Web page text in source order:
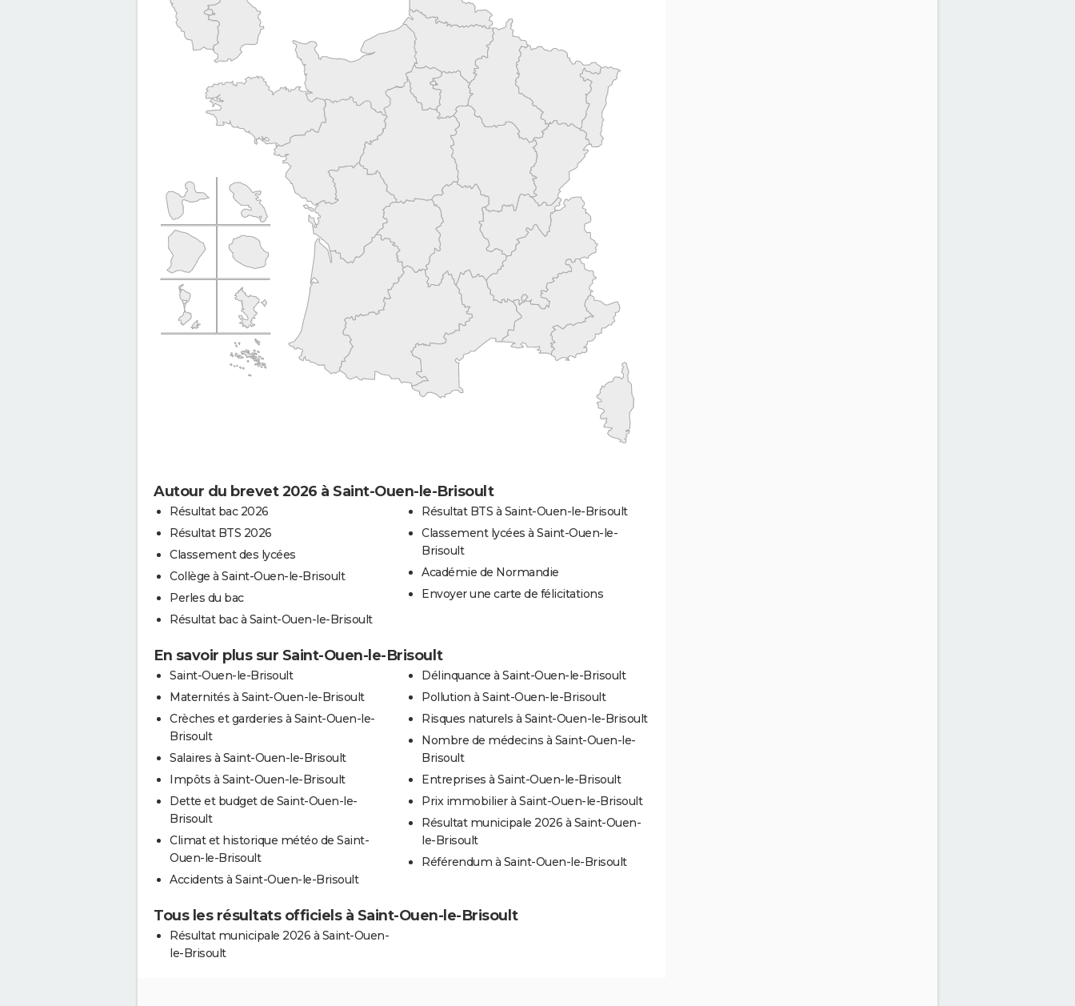
Autour du brevet 2026 à Saint-Ouen-le-Brisoult
Résultat bac 2026
Résultat BTS 2026
Classement des lycées
Collège à Saint-Ouen-le-Brisoult
Perles du bac
Résultat bac à Saint-Ouen-le-Brisoult
Résultat BTS à Saint-Ouen-le-Brisoult
Classement lycées à Saint-Ouen-le-
Brisoult
Académie de Normandie
Envoyer une carte de félicitations
En savoir plus sur Saint-Ouen-le-Brisoult
Saint-Ouen-le-Brisoult
Maternités à Saint-Ouen-le-Brisoult
Crèches et garderies à Saint-Ouen-le-
Brisoult
Salaires à Saint-Ouen-le-Brisoult
Impôts à Saint-Ouen-le-Brisoult
Dette et budget de Saint-Ouen-le-
Brisoult
Climat et historique météo de Saint-
Ouen-le-Brisoult
Accidents à Saint-Ouen-le-Brisoult
Délinquance à Saint-Ouen-le-Brisoult
Pollution à Saint-Ouen-le-Brisoult
Risques naturels à Saint-Ouen-le-Brisoult
Nombre de médecins à Saint-Ouen-le-
Brisoult
Entreprises à Saint-Ouen-le-Brisoult
Prix immobilier à Saint-Ouen-le-Brisoult
Résultat municipale 2026 à Saint-Ouen-
le-Brisoult
Référendum à Saint-Ouen-le-Brisoult
Tous les résultats officiels à Saint-Ouen-le-Brisoult
Résultat municipale 2026 à Saint-Ouen-
le-Brisoult